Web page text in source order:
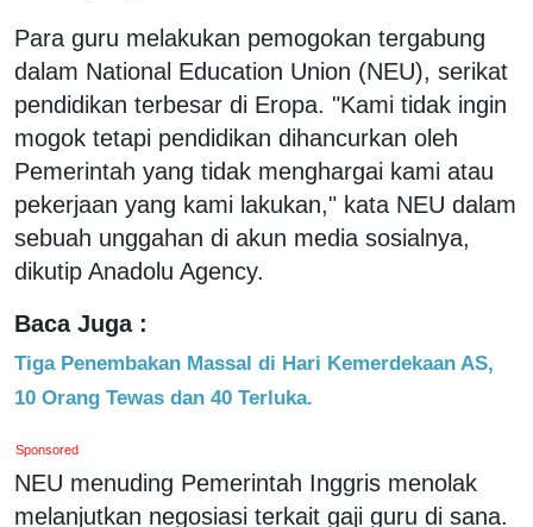
Para guru melakukan pemogokan tergabung
dalam National Education Union (NEU), serikat
pendidikan terbesar di Eropa. "Kami tidak ingin
mogok tetapi pendidikan dihancurkan oleh
Pemerintah yang tidak menghargai kami atau
pekerjaan yang kami lakukan," kata NEU dalam
sebuah unggahan di akun media sosialnya,
dikutip Anadolu Agency.
Baca Juga :
Tiga Penembakan Massal di Hari Kemerdekaan AS,
10 Orang Tewas dan 40 Terluka.
Sponsored
NEU menuding Pemerintah Inggris menolak
melanjutkan negosiasi terkait gaji guru di sana.